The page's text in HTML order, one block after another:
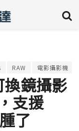
RAW 電影攝影機
鏡攝影
支援
了